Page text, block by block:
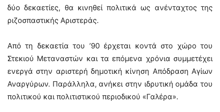
δύο δεκαετίες, θα κινηθεί πολιτικά ως ανένταχτος της
ριζοσπαστικής Αριστεράς.
Από τη δεκαετία του ’90 έρχεται κοντά στο χώρο του
Στεκιού Μεταναστών και τα επόμενα χρόνια συμμετέχει
ενεργά στην αριστερή δημοτική κίνηση Απόδραση Αγίων
Αναργύρων. Παράλληλα, ανήκει στην ιδρυτική ομάδα του
πολιτικού και πολιτιστικού περιοδικού «Γαλέρα».